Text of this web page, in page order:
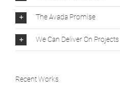
The Avada Promise
We Can Deliver On Projects
Recent Works